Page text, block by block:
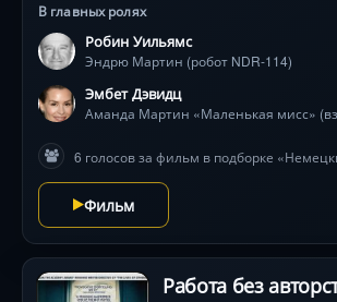
начинает эволюцию: от первых
искусство — к радикальным физическим
преобразованиям и глубочайшим
вопросам. Зрителя ждёт визуальное
постепенная метаморфоза
темы свободы, любви и ценности
Фильм исследует грань между
интеллектом и душой, где каждый шаг
требует мужественного выбора, а
ради человечности потрясает до
В главных ролях
Робин Уильямс
Эндрю Мартин (робот NDR-114)
Эмбет Дэвидц
Аманда Мартин «Маленькая мисс»
6 голосов за фильм в подборке
Фильм
Работа без